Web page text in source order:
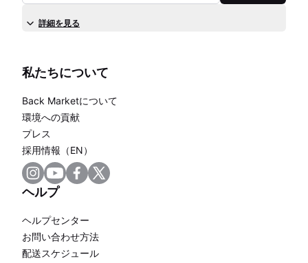
詳細を見る
私たちについて
Back Marketについて
環境への貢献
プレス
採用情報（EN）
ヘルプ
ヘルプセンター
お問い合わせ方法
配送スケジュール